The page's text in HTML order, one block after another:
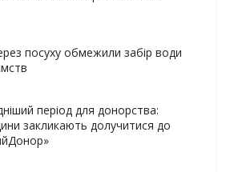
посуху обмежили забір води
період для донорства:
закликають долучитися до